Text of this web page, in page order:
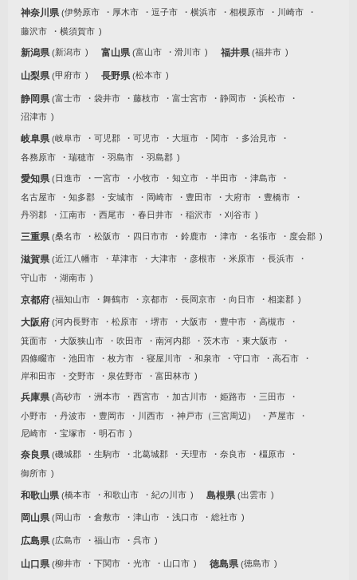
神奈川県 伊勢原市 厚木市 逗子市 横浜市 相模原市
川崎市
藤沢市
横須賀市
新潟県 新潟市 富山県 富山市 滑川市 福井県 福井市
山梨県 甲府市 長野県 松本市
静岡県 富士市 袋井市 藤枝市 富士宮市 静岡市
浜松市
沼津市
岐阜県 岐阜市 可児郡 可児市 大垣市 関市
多治見市
各務原市
瑞穂市 羽島市 羽島郡
愛知県 日進市 一宮市 小牧市 知立市 半田市
津島市
名古屋市
知多郡 安城市 岡崎市 豊田市 大府市
豊橋市
丹羽郡
江南市 西尾市 春日井市 稲沢市 刈谷市
三重県 桑名市 松阪市 四日市市 鈴鹿市 津市 名張市 度会郡
滋賀県 近江八幡市 草津市 大津市 彦根市 米原市
長浜市
守山市
湖南市
京都府 福知山市 舞鶴市 京都市 長岡京市 向日市 相楽郡
大阪府 河内長野市 松原市 堺市 大阪市 豊中市
高槻市
箕面市
大阪狭山市 吹田市 南河内郡 茨木市
東大阪市
四條畷市
池田市 枚方市 寝屋川市 和泉市 守口市
高石市
岸和田市
交野市 泉佐野市 富田林市
兵庫県 高砂市 洲本市 西宮市 加古川市 姫路市
三田市
小野市
丹波市 豊岡市 川西市 神戸市（三宮周辺）
芦屋市
尼崎市
宝塚市 明石市
奈良県 磯城郡 生駒市 北葛城郡 天理市 奈良市
橿原市
御所市
和歌山県 橋本市 和歌山市 紀の川市 島根県 出雲市
岡山県 岡山市 倉敷市 津山市 浅口市 総社市
広島県 広島市 福山市 呉市
山口県 柳井市 下関市 光市 山口市 徳島県 徳島市